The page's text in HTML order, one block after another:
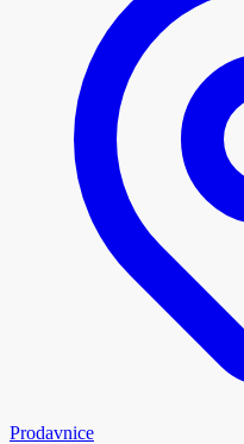
Prodavnice